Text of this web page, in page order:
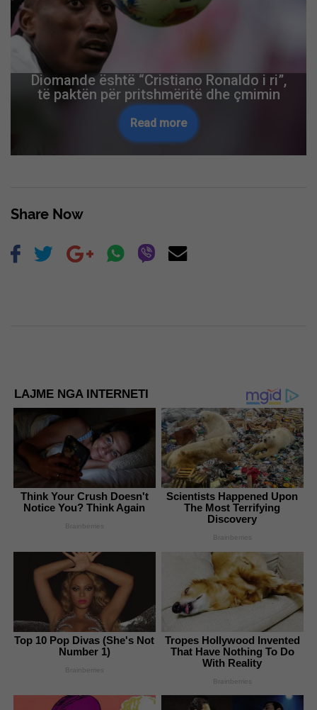
Diomande është “Cristiano Ronaldo i ri”,
të paktën për pritshmëritë dhe çmimin
Read more
Share Now
LAJME NGA INTERNETI
Think Your Crush Doesn't
Notice You? Think Again
Brainberries
Scientists Happened Upon
The Most Terrifying
Discovery
Brainberries
Top 10 Pop Divas (She's Not
Number 1)
Brainberries
Tropes Hollywood Invented
That Have Nothing To Do
With Reality
Brainberries